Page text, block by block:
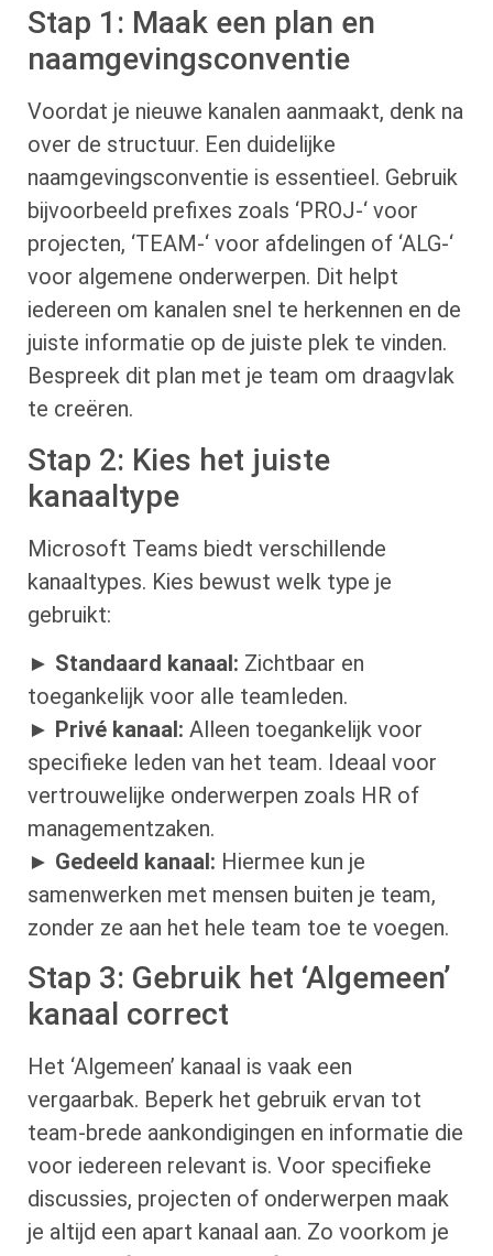
Stap 1: Maak een plan en
naamgevingsconventie
Voordat je nieuwe kanalen aanmaakt, denk na
over de structuur. Een duidelijke
naamgevingsconventie is essentieel. Gebruik
bijvoorbeeld prefixes zoals ‘PROJ-‘ voor
projecten, ‘TEAM-‘ voor afdelingen of ‘ALG-‘
voor algemene onderwerpen. Dit helpt
iedereen om kanalen snel te herkennen en de
juiste informatie op de juiste plek te vinden.
Bespreek dit plan met je team om draagvlak
te creëren.
Stap 2: Kies het juiste
kanaaltype
Microsoft Teams biedt verschillende
kanaaltypes. Kies bewust welk type je
gebruikt:
► Standaard kanaal: Zichtbaar en
toegankelijk voor alle teamleden.
► Privé kanaal: Alleen toegankelijk voor
specifieke leden van het team. Ideaal voor
vertrouwelijke onderwerpen zoals HR of
managementzaken.
► Gedeeld kanaal: Hiermee kun je
samenwerken met mensen buiten je team,
zonder ze aan het hele team toe te voegen.
Stap 3: Gebruik het ‘Algemeen’
kanaal correct
Het ‘Algemeen’ kanaal is vaak een
vergaarbak. Beperk het gebruik ervan tot
team-brede aankondigingen en informatie die
voor iedereen relevant is. Voor specifieke
discussies, projecten of onderwerpen maak
je altijd een apart kanaal aan. Zo voorkom je